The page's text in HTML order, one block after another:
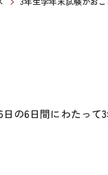
日の6日間にわたっ